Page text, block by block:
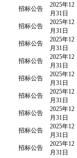
招标公告
2025年12
月31日
招标公告
2025年12
月31日
招标公告
2025年12
月31日
招标公告
2025年12
月31日
招标公告
2025年12
月31日
招标公告
2025年12
月31日
招标公告
2025年12
月31日
招标公告
2025年12
月31日
招标公告
2025年12
月31日